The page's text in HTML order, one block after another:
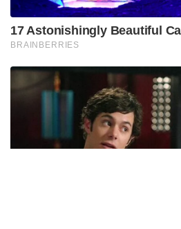
ഗാനം